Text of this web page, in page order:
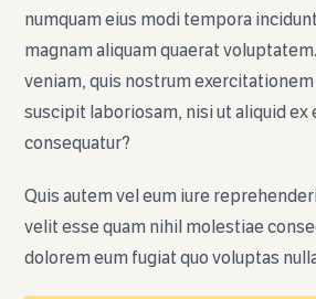
numquam eius modi tempora
magnam aliquam quaerat
veniam, quis nostrum
suscipit laboriosam, nisi ut aliquid ex
consequatur?
Quis autem vel eum iure
velit esse quam nihil molestiae
dolorem eum fugiat quo voluptas